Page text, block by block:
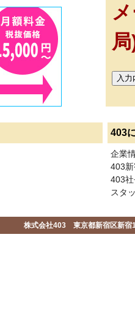
403
企業
403
403
スタ
株式会社403 東京都新宿区新